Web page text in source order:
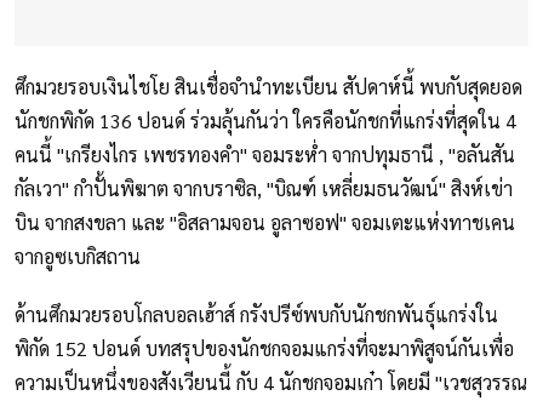
ศึกมวยรอบเงินไชโย สินเชื่อจำนำทะเบียน สัปดาห์นี้ พบกับสุดยอด
นักชกพิกัด 136 ปอนด์ ร่วมลุ้นกันว่า ใครคือนักชกที่แกร่งที่สุดใน 4
คนนี้ "เกรียงไกร เพชรทองคำ" จอมระห่ำ จากปทุมธานี , "อลันสัน
กัลเวา" กำปั้นพิฆาต จากบราซิล, "บิณฑ์ เหลี่ยมธนวัฒน์" สิงห์เข่า
บิน จากสงขลา และ "อิสลามจอน อูลาซอฟ" จอมเตะแห่งทาชเคน
จากอูซเบกิสถาน
ด้านศึกมวยรอบโกลบอลเฮ้าส์ กรังปรีซ์พบกับนักชกพันธุ์แกร่งใน
พิกัด 152 ปอนด์ บทสรุปของนักชกจอมแกร่งที่จะมาพิสูจน์กันเพื่อ
ความเป็นหนึ่งของสังเวียนนี้ กับ 4 นักชกจอมเก๋า โดยมี "เวชสุวรรณ